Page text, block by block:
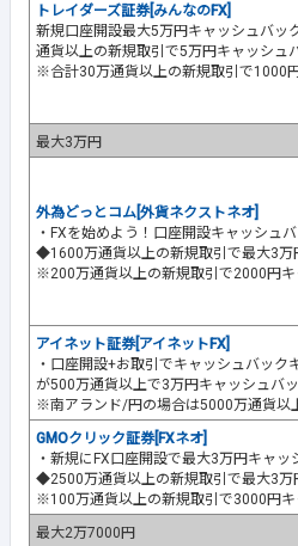
トレイダーズ証券[みんなのFX]
新規口座開設最大5万円キャッシュバ
通貨以上の新規取引で5万円キャッシュ
※合計30万通貨以上の新規取引で1000
最大3万円
外為どっとコム[外貨ネクストネオ]
・FXを始めよう！口座開設キャッシュ
◆1600万通貨以上の新規取引で最大3万
※200万通貨以上の新規取引で2000円
アイネット証券[アイネットFX]
・口座開設+お取引でキャッシュバッ
が500万通貨以上で3万円キャッシュバ
※南アランド/円の場合は5000万通貨以
GMOクリック証券[FXネオ]
・新規にFX口座開設で最大3万円キャッ
◆2500万通貨以上の新規取引で最大3万
※100万通貨以上の新規取引で3000円
最大2万7000円